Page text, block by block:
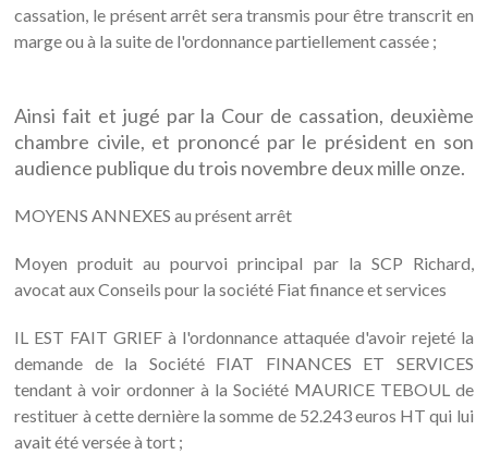
cassation, le présent arrêt sera transmis pour être transcrit en
marge ou à la suite de l'ordonnance partiellement cassée ;
Ainsi fait et jugé par la Cour de cassation, deuxième
chambre civile, et prononcé par le président en son
audience publique du trois novembre deux mille onze.
MOYENS ANNEXES au présent arrêt
Moyen produit au pourvoi principal par la SCP Richard,
avocat aux Conseils pour la société Fiat finance et services
IL EST FAIT GRIEF à l'ordonnance attaquée d'avoir rejeté la
demande de la Société FIAT FINANCES ET SERVICES
tendant à voir ordonner à la Société MAURICE TEBOUL de
restituer à cette dernière la somme de 52.243 euros HT qui lui
avait été versée à tort ;